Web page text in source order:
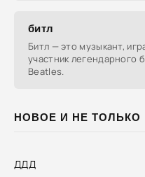
НОВОЕ И НЕ ТОЛЬКО
ДДД
битл
Битл — это музыкант,
участник легендарного
Beatles.